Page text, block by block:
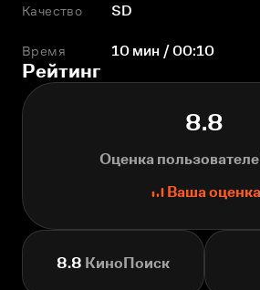
Качество SD
Время 10 мин / 00:10
Рейтинг
8.8
Оценка
Ваша оценка
8.8 КиноПоиск